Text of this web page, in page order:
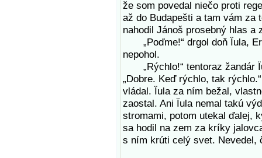
že som povedal niečo proti
až do Budapešti a tam vám za
nahodil Jánoš prosebný hlas a
„Poďme!“ drgol doň Ïula,
nepohol.
„Rýchlo!“ tentoraz žandár
„Dobre. Keď rýchlo, tak
vládal. Ïula za ním bežal,
zaostal. Ani Ïula nemal takú
stromami, potom utekal ďalej,
sa hodil na zem za kríky
s ním krúti celý svet. Nevedel,